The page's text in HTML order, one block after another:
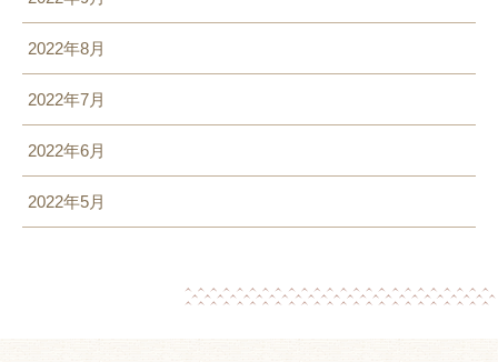
2022年8月
2022年7月
2022年6月
2022年5月